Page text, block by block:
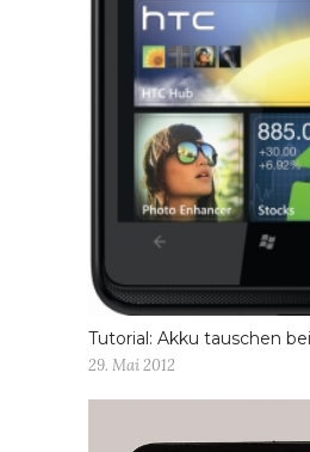
Tutorial: Akku tauschen
29. Mai 2012